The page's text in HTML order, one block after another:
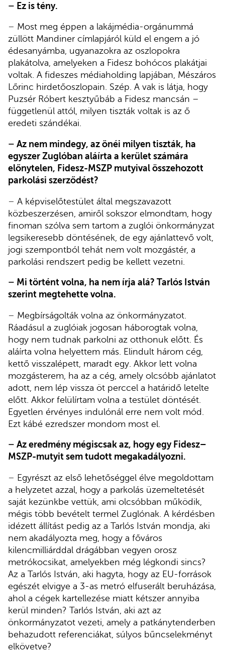
– Ez is tény.
– Most meg éppen a lakájmédia-orgánummá
züllött Mandiner címlapjáról küld el engem a jó
édesanyámba, ugyanazokra az oszlopokra
plakátolva, amelyeken a Fidesz bohócos plakátjai
voltak. A fideszes médiaholding lapjában, Mészáros
Lőrinc hirdetőoszlopain. Szép. A vak is látja, hogy
Puzsér Róbert kesztyűbáb a Fidesz mancsán –
függetlenül attól, milyen tiszták voltak is az ő
eredeti szándékai.
– Az nem mindegy, az önéi milyen tiszták, ha
egyszer Zuglóban aláírta a kerület számára
előnytelen, Fidesz-MSZP mutyival összehozott
parkolási szerződést?
– A képviselőtestület által megszavazott
közbeszerzésen, amiről sokszor elmondtam, hogy
finoman szólva sem tartom a zuglói önkormányzat
legsikeresebb döntésének, de egy ajánlattevő volt,
jogi szempontból tehát nem volt mozgástér, a
parkolási rendszert pedig be kellett vezetni.
– Mi történt volna, ha nem írja alá? Tarlós István
szerint megtehette volna.
– Megbírságolták volna az önkormányzatot.
Ráadásul a zuglóiak jogosan háborogtak volna,
hogy nem tudnak parkolni az otthonuk előtt. És
aláírta volna helyettem más. Elindult három cég,
kettő visszalépett, maradt egy. Akkor lett volna
mozgásterem, ha az a cég, amely olcsóbb ajánlatot
adott, nem lép vissza öt perccel a határidő letelte
előtt. Akkor felülírtam volna a testület döntését.
Egyetlen érvényes indulónál erre nem volt mód.
Ezt kábé ezredszer mondom most el.
– Az eredmény mégiscsak az, hogy egy Fidesz–
MSZP-mutyit sem tudott megakadályozni.
– Egyrészt az első lehetőséggel élve megoldottam
a helyzetet azzal, hogy a parkolás üzemeltetését
saját kezünkbe vettük, ami olcsóbban működik,
mégis több bevételt termel Zuglónak. A kérdésben
idézett állítást pedig az a Tarlós István mondja, aki
nem akadályozta meg, hogy a főváros
kilencmilliárddal drágábban vegyen orosz
metrókocsikat, amelyekben még légkondi sincs?
Az a Tarlós István, aki hagyta, hogy az EU-források
egészét elvigye a 3-as metró elfuserált beruházása,
ahol a cégek kartellezése miatt kétszer annyiba
kerül minden? Tarlós István, aki azt az
önkormányzatot vezeti, amely a patkánytenderben
behazudott referenciákat, súlyos bűncselekményt
elkövetve?